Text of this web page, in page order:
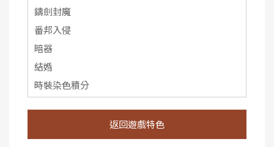
鑄劍封魔
番邦入侵
暗器
結婚
時裝染色積分
返回遊戲特色